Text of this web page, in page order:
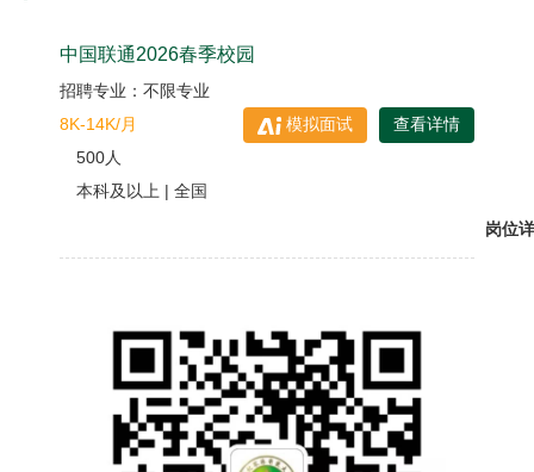
中国联通2026春季校园
招聘专业：不限专业
8K-14K/月
查看详情
模拟面试
500人
本科及以上 | 全国
岗位